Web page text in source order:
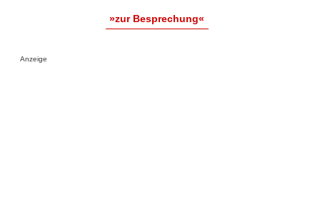
»zur Besprechung«
Anzeige